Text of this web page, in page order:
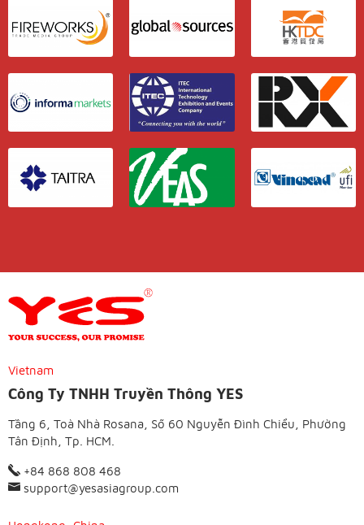
Vietnam
Công Ty TNHH Truyền Thông YES
Tầng 6, Toà Nhà Rosana, Số 60 Nguyễn Đình Chiểu, Phường
Tân Định, Tp. HCM.
+84 868 808 468
support@yesasiagroup.com